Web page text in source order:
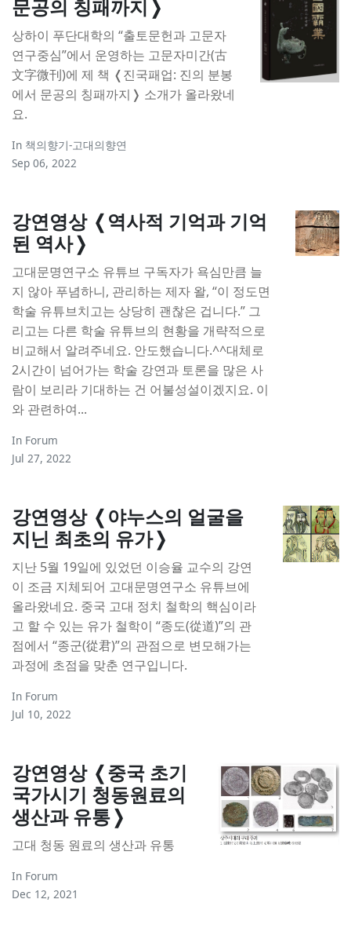
문공의 칭패까지❭
상하이 푸단대학의 “출토문헌과 고문자
연구중심”에서 운영하는 고문자미간(古
文字微刊)에 제 책 ❬진국패업: 진의 분봉
에서 문공의 칭패까지❭ 소개가 올라왔네
요.
In 책의향기-고대의향연
Sep 06, 2022
강연영상 ❬역사적 기억과 기억
된 역사❭
고대문명연구소 유튜브 구독자가 욕심만큼 늘
지 않아 푸념하니, 관리하는 제자 왈, “이 정도면
학술 유튜브치고는 상당히 괜찮은 겁니다.” 그
리고는 다른 학술 유튜브의 현황을 개략적으로
비교해서 알려주네요. 안도했습니다.^^대체로
2시간이 넘어가는 학술 강연과 토론을 많은 사
람이 보리라 기대하는 건 어불성설이겠지요. 이
와 관련하여...
In Forum
Jul 27, 2022
강연영상 ❬야누스의 얼굴을
지닌 최초의 유가❭
지난 5월 19일에 있었던 이승율 교수의 강연
이 조금 지체되어 고대문명연구소 유튜브에
올라왔네요. 중국 고대 정치 철학의 핵심이라
고 할 수 있는 유가 철학이 “종도(從道)”의 관
점에서 “종군(從君)”의 관점으로 변모해가는
과정에 초점을 맞춘 연구입니다.
In Forum
Jul 10, 2022
강연영상 ❬중국 초기
국가시기 청동원료의
생산과 유통❭
고대 청동 원료의 생산과 유통
In Forum
Dec 12, 2021